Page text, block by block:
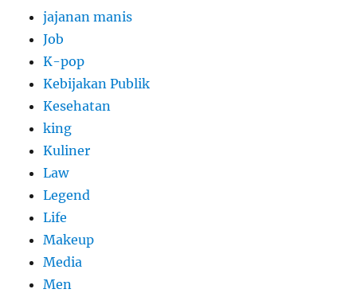
jajanan manis
Job
K-pop
Kebijakan Publik
Kesehatan
king
Kuliner
Law
Legend
Life
Makeup
Media
Men